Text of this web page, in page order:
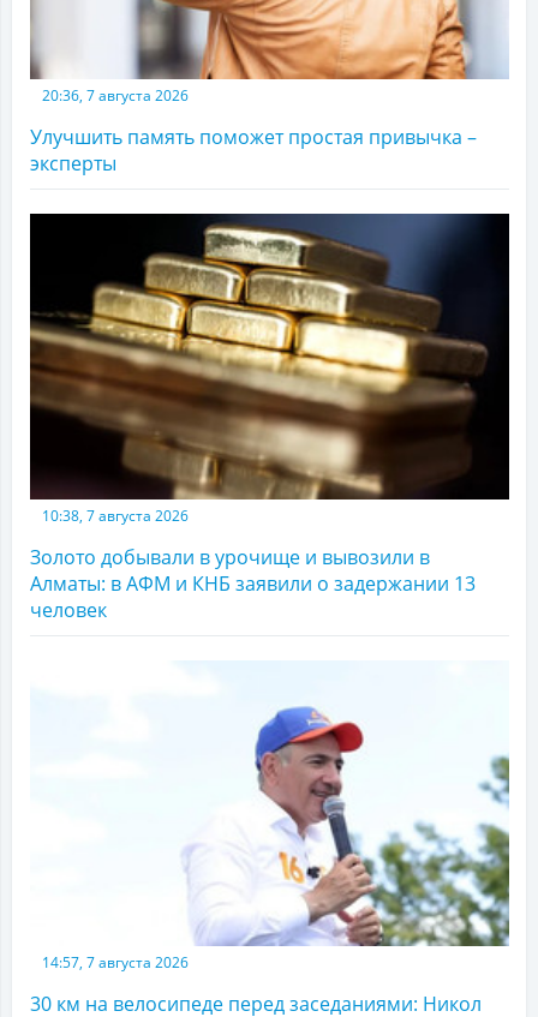
20:36, 7 августа 2026
Улучшить память поможет простая привычка –
эксперты
10:38, 7 августа 2026
Золото добывали в урочище и вывозили в
Алматы: в АФМ и КНБ заявили о задержании 13
человек
14:57, 7 августа 2026
30 км на велосипеде перед заседаниями: Никол